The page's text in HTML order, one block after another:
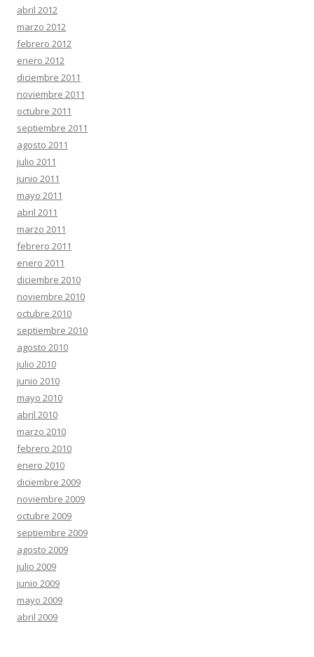
abril 2012
marzo 2012
febrero 2012
enero 2012
diciembre 2011
noviembre 2011
octubre 2011
septiembre 2011
agosto 2011
julio 2011
junio 2011
mayo 2011
abril 2011
marzo 2011
febrero 2011
enero 2011
diciembre 2010
noviembre 2010
octubre 2010
septiembre 2010
agosto 2010
julio 2010
junio 2010
mayo 2010
abril 2010
marzo 2010
febrero 2010
enero 2010
diciembre 2009
noviembre 2009
octubre 2009
septiembre 2009
agosto 2009
julio 2009
junio 2009
mayo 2009
abril 2009